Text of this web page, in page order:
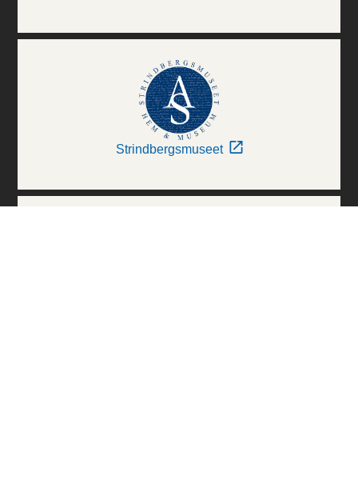
Strindbergsmuseet